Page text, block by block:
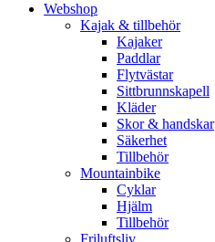
Webshop
Kajak & tillbehör
Kajaker
Paddlar
Flytvästar
Sittbrunnskapell
Kläder
Skor & handskar
Säkerhet
Tillbehör
Mountainbike
Cyklar
Hjälm
Tillbehör
Friluftsliv